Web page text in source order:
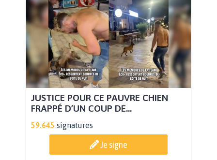
JUSTICE POUR CE PAUVRE CHIEN
FRAPPÉ D’UN COUP DE...
59.645 signatures
Je signe